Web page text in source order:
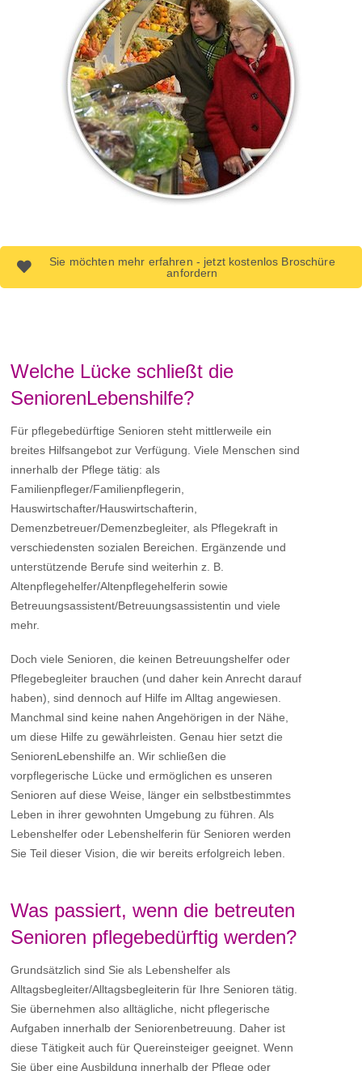
Sie möchten mehr erfahren - jetzt kostenlos Broschüre
anfordern
Welche Lücke schließt die
SeniorenLebenshilfe?
Für pflegebedürftige Senioren steht mittlerweile ein
breites Hilfsangebot zur Verfügung. Viele Menschen sind
innerhalb der Pflege tätig: als
Familienpfleger/Familienpflegerin,
Hauswirtschafter/Hauswirtschafterin,
Demenzbetreuer/Demenzbegleiter, als Pflegekraft in
verschiedensten sozialen Bereichen. Ergänzende und
unterstützende Berufe sind weiterhin z. B.
Altenpflegehelfer/Altenpflegehelferin sowie
Betreuungsassistent/Betreuungsassistentin und viele
mehr.
Doch viele Senioren, die keinen Betreuungshelfer oder
Pflegebegleiter brauchen (und daher kein Anrecht darauf
haben), sind dennoch auf Hilfe im Alltag angewiesen.
Manchmal sind keine nahen Angehörigen in der Nähe,
um diese Hilfe zu gewährleisten. Genau hier setzt die
SeniorenLebenshilfe an. Wir schließen die
vorpflegerische Lücke und ermöglichen es unseren
Senioren auf diese Weise, länger ein selbstbestimmtes
Leben in ihrer gewohnten Umgebung zu führen. Als
Lebenshelfer oder Lebenshelferin für Senioren werden
Sie Teil dieser Vision, die wir bereits erfolgreich leben.
Was passiert, wenn die betreuten
Senioren pflegebedürftig werden?
Grundsätzlich sind Sie als Lebenshelfer als
Alltagsbegleiter/Alltagsbegleiterin für Ihre Senioren tätig.
Sie übernehmen also alltägliche, nicht pflegerische
Aufgaben innerhalb der Seniorenbetreuung. Daher ist
diese Tätigkeit auch für Quereinsteiger geeignet. Wenn
Sie über eine Ausbildung innerhalb der Pflege oder